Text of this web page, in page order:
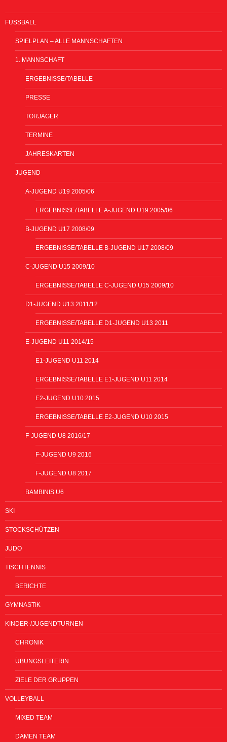
FUSSBALL
SPIELPLAN – ALLE MANNSCHAFTEN
1. MANNSCHAFT
ERGEBNISSE/TABELLE
PRESSE
TORJÄGER
TERMINE
JAHRESKARTEN
JUGEND
A-JUGEND U19 2005/06
ERGEBNISSE/TABELLE A-JUGEND U19 2005/06
B-JUGEND U17 2008/09
ERGEBNISSE/TABELLE B-JUGEND U17 2008/09
C-JUGEND U15 2009/10
ERGEBNISSE/TABELLE C-JUGEND U15 2009/10
D1-JUGEND U13 2011/12
ERGEBNISSE/TABELLE D1-JUGEND U13 2011
E-JUGEND U11 2014/15
E1-JUGEND U11 2014
ERGEBNISSE/TABELLE E1-JUGEND U11 2014
E2-JUGEND U10 2015
ERGEBNISSE/TABELLE E2-JUGEND U10 2015
F-JUGEND U8 2016/17
F-JUGEND U9 2016
F-JUGEND U8 2017
BAMBINIS U6
SKI
STOCKSCHÜTZEN
JUDO
TISCHTENNIS
BERICHTE
GYMNASTIK
KINDER-/JUGENDTURNEN
CHRONIK
ÜBUNGSLEITERIN
ZIELE DER GRUPPEN
VOLLEYBALL
MIXED TEAM
DAMEN TEAM